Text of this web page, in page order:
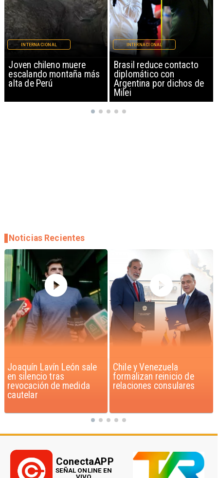
Brasil reduce contacto
diplomático con
Argentina por dichos de
INTERNACIONAL
China restringe
exportación de drones a
EEUU y sanciona
empresas
INTERNACIONAL
Chile y Venezuela
formalizan reinicio de
relaciones consulares
Feriantes rechazan
dichos de Camila Flores
sobre Fabiola Campillai
Noticias Recientes
ConectaAPP
SEÑAL ONLINE EN